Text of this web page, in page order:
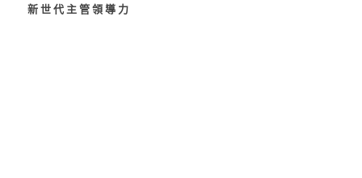
新世代主管領導力